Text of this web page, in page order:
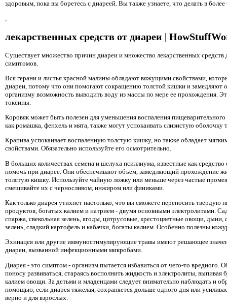
здоровым, пока вы боретесь с диареей. Вы также узнаете, что делать в
,
лекарственных средств от диареи |
Существует множество причин диареи и множество лекарственных средств
симптомов.
Вся герани и листья красной малины обладают вяжущими свойствами,
диареи, потому что они помогают сокращению толстой кишки и замедляют
организму возможность выводить воду из массы по мере ее прохождения.
токсины.
Коровяк может быть полезен для уменьшения воспаления пищеварительного
как ромашка, фенхель и мята, также могут успокаивать слизистую оболочку
Крапива успокаивает воспаленную толстую кишку, но также обладает
свойствами. Обязательно используйте его осмотрительно.
В больших количествах семена и шелуха псиллиума, известные как средство
помочь при диарее. Они обеспечивают объем, замедляющий прохождение
толстую кишку. Используйте чайную ложку или меньше через частые
смешивайте их с черносливом, инжиром или финиками.
Как только диарея утихнет настолько, что вы сможете переносить твердую
продуктов, богатых калием и натрием - двумя основными электролитами.
спаржа, свекольная зелень, ягоды, цитрусовые, крестоцветные овощи, дыни,
зелень, сладкий картофель и кабачки, богаты калием. Особенно полезны
Эхинацея или другие иммуностимулирующие травы имеют решающее
диареи, вызванной инфекционными микробами.
Диарея - это симптом - организм пытается избавиться от чего-то вредного.
поносу развиваться, стараясь восполнить жидкость и электролиты, выпивая
калием овощи. За детьми и младенцами следует внимательно наблюдать и
помощью, если диарея тяжелая, сохраняется дольше одного дня или
верно и для взрослых.